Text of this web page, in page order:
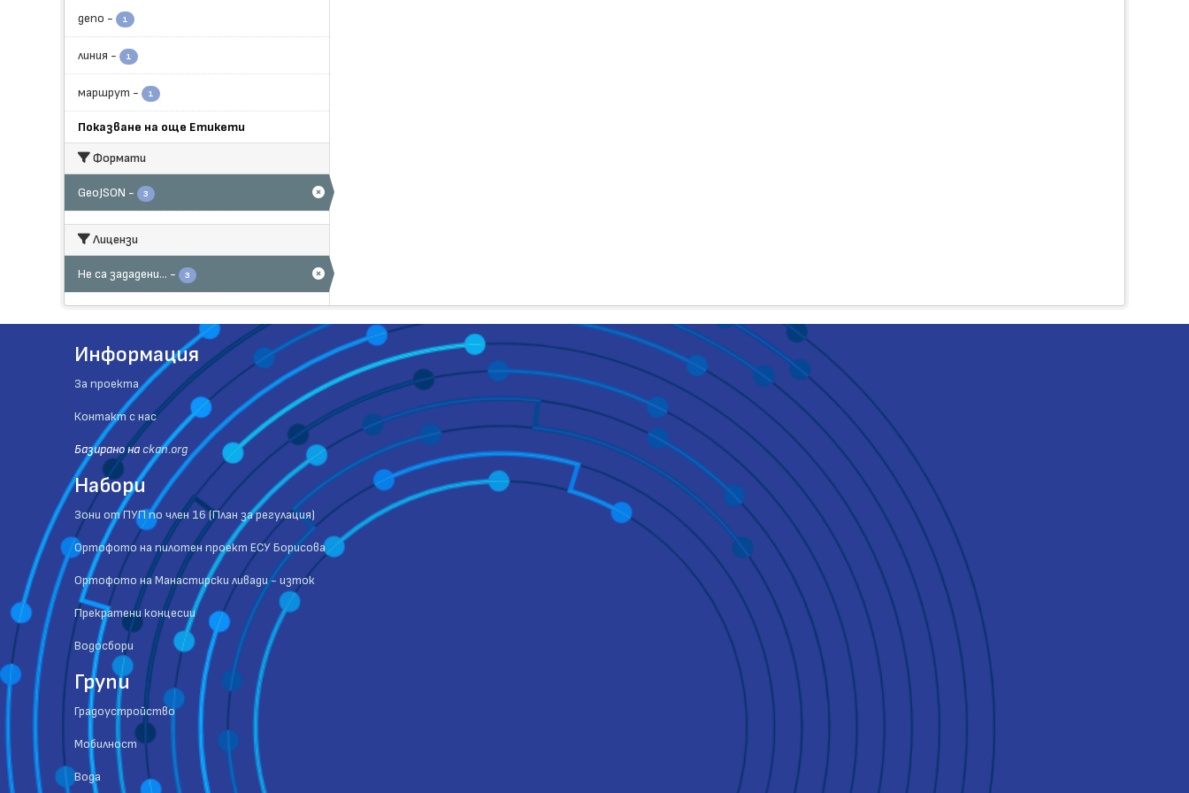
депо - 1
линия - 1
маршрут - 1
Показване на още Етикети
Формати
GeoJSON - 3
Лицензи
Не са зададени... - 3
Информация
За проекта
Контакт с нас
Базиранo на ckan.org
Набори
Зони от ПУП по член 16 (План за регулация)
Ортофото на пилотен проект ЕСУ Борисова
Ортофото на Манастирски ливади - изток
Прекратени концесии
Водосбори
Групи
Градоустройство
Мобилност
Вода